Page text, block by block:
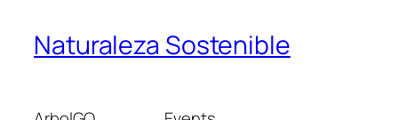
Naturaleza Sostenible